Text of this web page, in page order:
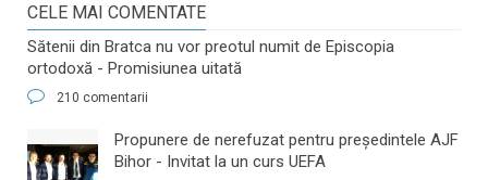
CELE MAI COMENTATE
Sătenii din Bratca nu vor preotul numit de Episcopia
ortodoxă - Promisiunea uitată
210 comentarii
​Propunere de nerefuzat pentru preşedintele AJF
Bihor - Invitat la un curs UEFA